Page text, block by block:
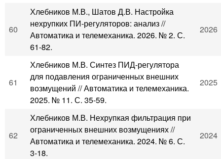
60
Хлебников М.В., Шатов Д.В. Настройка
нехрупких ПИ-регуляторов: анализ //
Автоматика и телемеханика. 2026. № 2. С.
61-82.
2026
61
Хлебников М.В. Синтез ПИД-регулятора
для подавления ограниченных внешних
возмущений // Автоматика и телемеханика.
2025. № 11. С. 35-59.
2025
62
Хлебников М.В. Нехрупкая фильтрация при
ограниченных внешних возмущениях //
Автоматика и телемеханика. 2024. № 6. С.
3-18.
2024